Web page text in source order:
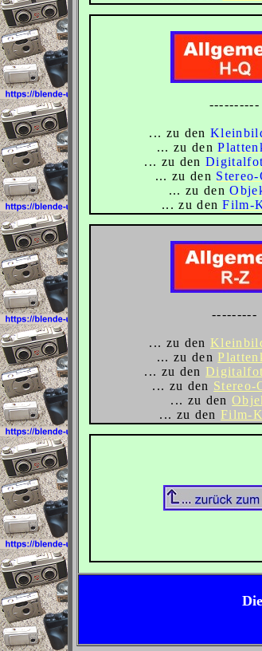
----------
... zu den
... zu den
... zu den
... zu den
... zu den
... zu denFilm-
---------
... zu den
... zu den
... zu den
... zu den Stereo-
... zu den
... zu den Film-